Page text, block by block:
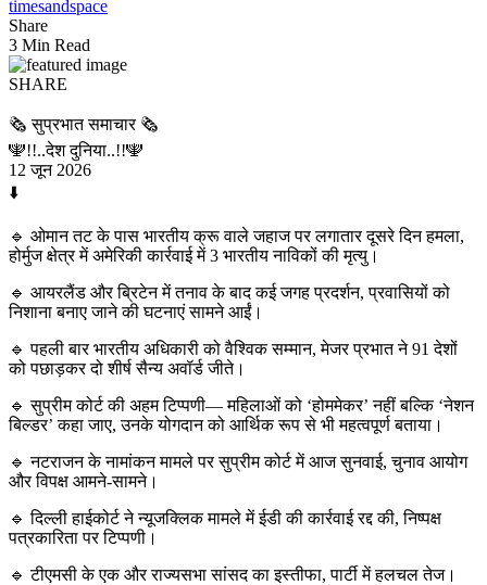
timesandspace
Share
3 Min Read
SHARE
🗞️ सुप्रभात समाचार 🗞️
🕎!!..देश दुनिया..!!🕎
12 जून 2026
⬇️
🔹 ओमान तट के पास भारतीय क्रू वाले जहाज पर लगातार दूसरे दिन हमला,
होर्मुज क्षेत्र में अमेरिकी कार्रवाई में 3 भारतीय नाविकों की मृत्यु।
🔹 आयरलैंड और ब्रिटेन में तनाव के बाद कई जगह प्रदर्शन, प्रवासियों को
निशाना बनाए जाने की घटनाएं सामने आईं।
🔹 पहली बार भारतीय अधिकारी को वैश्विक सम्मान, मेजर प्रभात ने 91 देशों
को पछाड़कर दो शीर्ष सैन्य अवॉर्ड जीते।
🔹 सुप्रीम कोर्ट की अहम टिप्पणी— महिलाओं को ‘होममेकर’ नहीं बल्कि ‘नेशन
बिल्डर’ कहा जाए, उनके योगदान को आर्थिक रूप से भी महत्वपूर्ण बताया।
🔹 नटराजन के नामांकन मामले पर सुप्रीम कोर्ट में आज सुनवाई, चुनाव आयोग
और विपक्ष आमने-सामने।
🔹 दिल्ली हाईकोर्ट ने न्यूजक्लिक मामले में ईडी की कार्रवाई रद्द की, निष्पक्ष
पत्रकारिता पर टिप्पणी।
🔹 टीएमसी के एक और राज्यसभा सांसद का इस्तीफा, पार्टी में हलचल तेज।